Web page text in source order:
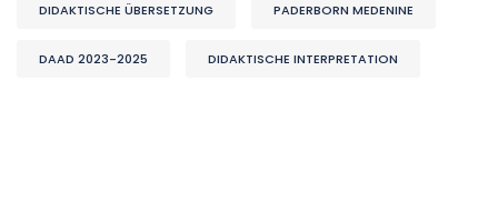
DIDAKTISCHE ÜBERSETZUNG PADERBORN MEDENINE
DAAD 2023-2025 DIDAKTISCHE INTERPRETATION